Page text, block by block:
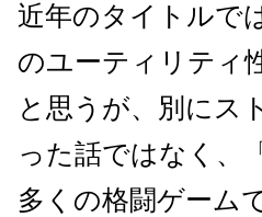
近年のタイトルで
のユーティリティ
と思うが、別にス
った話ではなく、
多くの格闘ゲーム